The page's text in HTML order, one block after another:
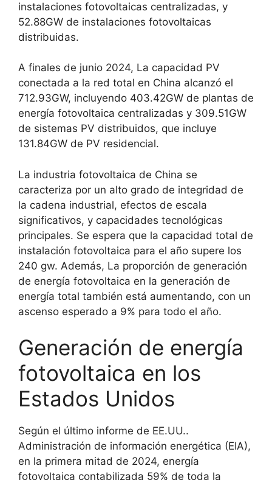
instalaciones fotovoltaicas centralizadas, y
52.88GW de instalaciones fotovoltaicas
distribuidas.
A finales de junio 2024, La capacidad PV
conectada a la red total en China alcanzó el
712.93GW, incluyendo 403.42GW de plantas de
energía fotovoltaica centralizadas y 309.51GW
de sistemas PV distribuidos, que incluye
131.84GW de PV residencial.
La industria fotovoltaica de China se
caracteriza por un alto grado de integridad de
la cadena industrial, efectos de escala
significativos, y capacidades tecnológicas
principales. Se espera que la capacidad total de
instalación fotovoltaica para el año supere los
240 gw. Además, La proporción de generación
de energía fotovoltaica en la generación de
energía total también está aumentando, con un
ascenso esperado a 9% para todo el año.
Generación de energía
fotovoltaica en los
Estados Unidos
Según el último informe de EE.UU..
Administración de información energética (EIA),
en la primera mitad de 2024, energía
fotovoltaica contabilizada 59% de toda la